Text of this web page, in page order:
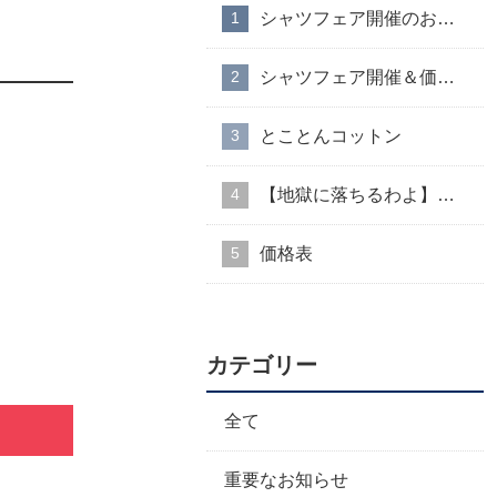
シャツフェア開催のお知らせ
シャツフェア開催＆価格改定のお知らせ
とことんコットン
【地獄に落ちるわよ】衣装協力のお知らせ
価格表
カテゴリー
全て
重要なお知らせ